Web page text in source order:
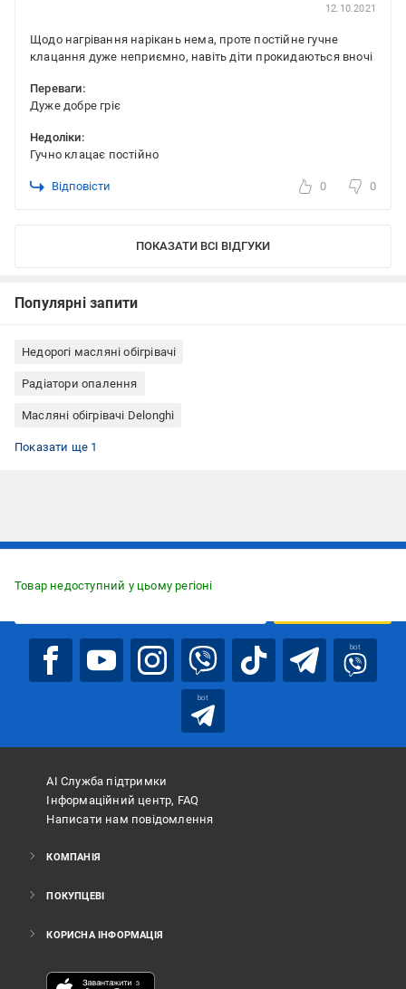
12.10.2021
Щодо нагрівання нарікань нема, проте постійне гучне
клацання дуже неприємно, навіть діти прокидаються вночі
Переваги:
Дуже добре гріє
Недоліки:
Гучно клацає постійно
Відповісти 0 0
ПОКАЗАТИ ВСІ ВІДГУКИ
Популярні запити
Недорогі масляні обігрівачі
Радіатори опалення
Масляні обігрівачі Delonghi
Масляний обігрівач 9 секцій
Показати ще 1
Товар недоступний у цьому регіоні
bot
bot
АІ Служба підтримки
Інформаційний центр, FAQ
Написати нам повідомлення
КОМПАНІЯ
ПОКУПЦЕВІ
КОРИСНА ІНФОРМАЦІЯ